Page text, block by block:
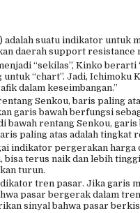
suatu indikator untuk
daerah support resistance
“sekilas”, Kinko berarti
untuk “chart”. Jadi, Ichimoku
dalam keseimbangan.”
Senkou, baris paling
garis bawah berfungsi
bawah rentang Senkou,
paling atas adalah tingkat
indikator pergerakan harga
terus naik dan lebih
turun.
tren pasar. Jika garis
pasar bergerak dalam
sinyal bahwa pasar